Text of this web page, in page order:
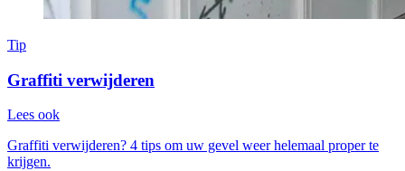
Tip
Graffiti verwijderen
Lees ook
Graffiti verwijderen? 4 tips om uw gevel weer helemaal proper te
krijgen.